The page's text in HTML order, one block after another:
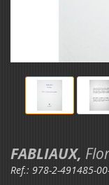
FABLIAUX,
Ref.: 978-2-491485-